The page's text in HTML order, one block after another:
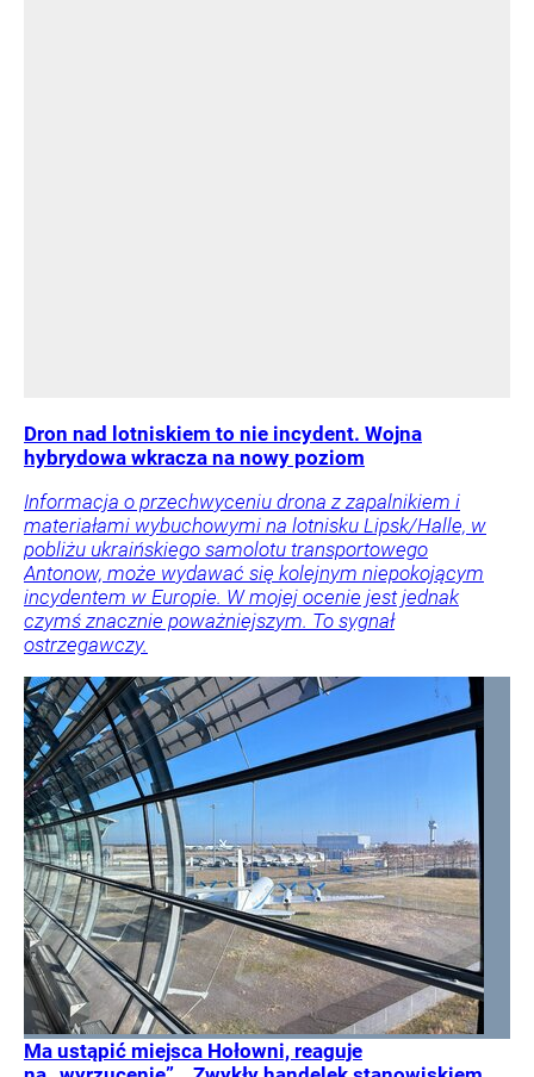
Dron nad lotniskiem to nie incydent. Wojna
hybrydowa wkracza na nowy poziom
Informacja o przechwyceniu drona z zapalnikiem i
materiałami wybuchowymi na lotnisku Lipsk/Halle, w
pobliżu ukraińskiego samolotu transportowego
Antonow, może wydawać się kolejnym niepokojącym
incydentem w Europie. W mojej ocenie jest jednak
czymś znacznie poważniejszym. To sygnał
ostrzegawczy.
Ma ustąpić miejsca Hołowni, reaguje